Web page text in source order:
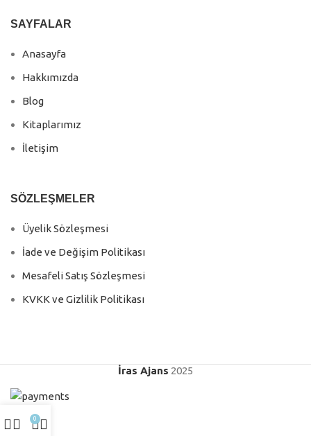
SAYFALAR
Anasayfa
Hakkımızda
Blog
Kitaplarımız
İletişim
SÖZLEŞMELER
Üyelik Sözleşmesi
İade ve Değişim Politikası
Mesafeli Satış Sözleşmesi
KVKK ve Gizlilik Politikası
İras Ajans 2025
0